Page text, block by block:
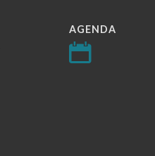
AGENDA